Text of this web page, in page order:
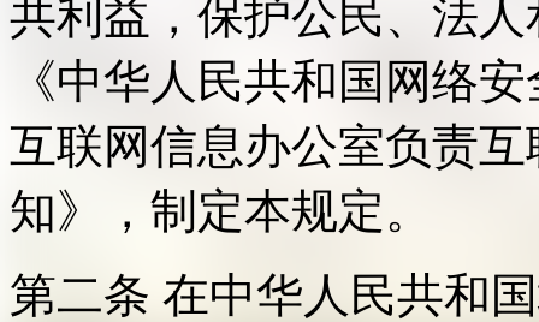
共利益，保护公民、法
《中华人民共和国网络
互联网信息办公室负责
知》，制定本规定。
第二条 在中华人民共和